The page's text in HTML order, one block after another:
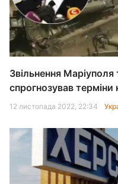
Звільнення
спрогнозував терміни
12 листопада 2022, 22:34